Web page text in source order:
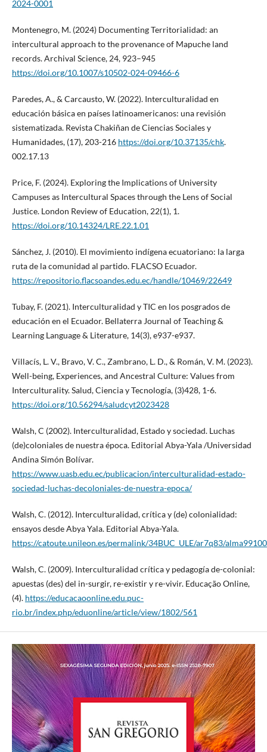
2024-0001
Montenegro, M. (2024) Documenting Territorialidad: an
intercultural approach to the provenance of Mapuche land
records. Archival Science, 24, 923–945
https://doi.org/10.1007/s10502-024-09466-6
Paredes, A., & Carcausto, W. (2022). Interculturalidad en
educación básica en países latinoamericanos: una revisión
sistematizada. Revista Chakiñan de Ciencias Sociales y
Humanidades, (17), 203-216 https://doi.org/10.37135/chk.
002.17.13
Price, F. (2024). Exploring the Implications of University
Campuses as Intercultural Spaces through the Lens of Social
Justice. London Review of Education, 22(1), 1.
https://doi.org/10.14324/LRE.22.1.01
Sánchez, J. (2010). El movimiento indígena ecuatoriano: la larga
ruta de la comunidad al partido. FLACSO Ecuador.
https://repositorio.flacsoandes.edu.ec/handle/10469/22649
Tubay, F. (2021). Interculturalidad y TIC en los posgrados de
educación en el Ecuador. Bellaterra Journal of Teaching &
Learning Language & Literature, 14(3), e937-e937.
Villacís, L. V., Bravo, V. C., Zambrano, L. D., & Román, V. M. (2023).
Well-being, Experiences, and Ancestral Culture: Values from
Interculturality. Salud, Ciencia y Tecnología, (3)428, 1-6.
https://doi.org/10.56294/saludcyt2023428
Walsh, C (2002). Interculturalidad, Estado y sociedad. Luchas
(de)coloniales de nuestra época. Editorial Abya-Yala /Universidad
Andina Simón Bolívar.
https://www.uasb.edu.ec/publicacion/interculturalidad-estado-
sociedad-luchas-decoloniales-de-nuestra-epoca/
Walsh, C. (2012). Interculturalidad, crítica y (de) colonialidad:
ensayos desde Abya Yala. Editorial Abya-Yala.
https://catoute.unileon.es/permalink/34BUC_ULE/ar7q83/
Walsh, C. (2009). Interculturalidad crítica y pedagogía de-colonial:
apuestas (des) del in-surgir, re-existir y re-vivir. Educação Online,
(4). https://educacaoonline.edu.puc-
rio.br/index.php/eduonline/article/view/1802/561